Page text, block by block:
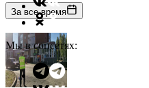
Мы в соцсетях:
За все время